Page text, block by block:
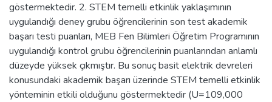
göstermektedir. 2. STEM temelli etkinlik yaklaşımının
uygulandığı deney grubu öğrencilerinin son test akademik
başarı testi puanları, MEB Fen Bilimleri Öğretim Programının
uygulandığı kontrol grubu öğrencilerinin puanlarından anlamlı
düzeyde yüksek çıkmıştır. Bu sonuç basit elektrik devreleri
konusundaki akademik başarı üzerinde STEM temelli etkinlik
yönteminin etkili olduğunu göstermektedir (U=109,000